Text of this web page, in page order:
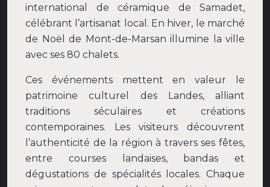
international de céramique de Samadet,
célébrant l’artisanat local. En hiver, le marché
de Noël de Mont-de-Marsan illumine la ville
avec ses 80 chalets.
Ces événements mettent en valeur le
patrimoine culturel des Landes, alliant
traditions séculaires et créations
contemporaines. Les visiteurs découvrent
l’authenticité de la région à travers ses fêtes,
entre courses landaises, bandas et
dégustations de spécialités locales. Chaque